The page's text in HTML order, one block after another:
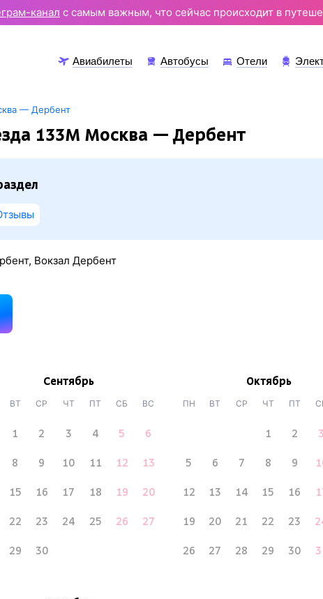
канал с самым важным, что сейчас происходит в
Авиабилеты Автобусы Отели
— Дербент
133М Москва — Дербент
Вокзал Дербент
Сентябрь
ВТ СР ЧТ ПТ СБ ВС
1 2 3 4 5 6
8 9 10 11 12 13
15 16 17 18 19 20
22 23 24 25 26 27
29 30
Октябрь
ПН ВТ СР ЧТ ПТ
1 2 3
5 6 7 8 9
12 13 14 15 16
19 20 21 22 23
26 27 28 29 30